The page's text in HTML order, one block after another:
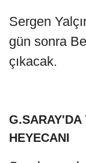
Sergen
gün sonra
çıkacak.